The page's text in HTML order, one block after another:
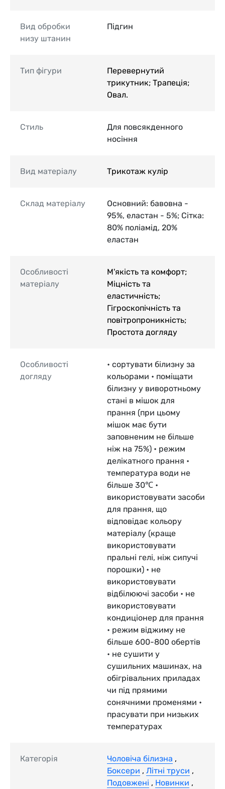
Вид обробки
низу штанин
Підгин
Тип фігури
Перевернутий
трикутник; Трапеція;
Овал.
Стиль
Для повсякденного
носіння
Вид матеріалу Трикотаж кулір
Склад матеріалу
Основний: бавовна -
95%, еластан - 5%; Сітка:
80% поліамід, 20%
еластан
Особливості
матеріалу
М'якість та комфорт;
Міцність та
еластичність;
Гігроскопічність та
повітропроникність;
Простота догляду
Особливості
догляду
• сортувати білизну за
кольорами • поміщати
білизну у виворотньому
стані в мішок для
прання (при цьому
мішок має бути
заповненим не більше
ніж на 75%) • режим
делікатного прання •
температура води не
більше 30℃ •
використовувати засоби
для прання, що
відповідає кольору
матеріалу (краще
використовувати
пральні гелі, ніж сипучі
порошки) • не
використовувати
відбілюючі засоби • не
використовувати
кондиціонер для прання
• режим віджиму не
більше 600-800 обертів
• не сушити у
сушильних машинах, на
обігрівальних приладах
чи під прямими
сонячними променями •
прасувати при низьких
температурах
Категорія Чоловіча білизна ,
Боксери , Літні труси ,
Подовжені , Новинки ,